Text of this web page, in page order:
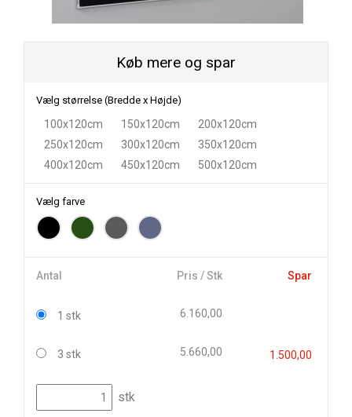
Køb mere og spar
Vælg størrelse (Bredde x Højde)
100x120cm 150x120cm
200x120cm
250x120cm
300x120cm
350x120cm
400x120cm
450x120cm 500x120cm
Vælg farve
Antal Pris / Stk Spar
1 stk 6.160,00
3 stk 5.660,00 1.500,00
stk